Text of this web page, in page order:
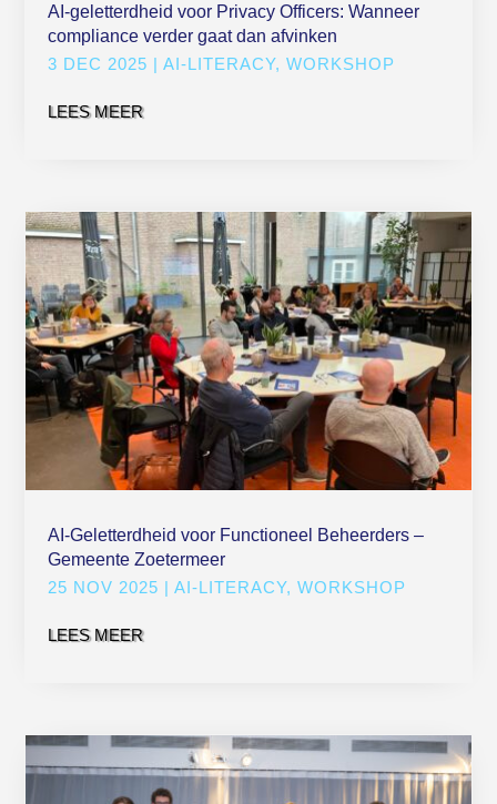
AI-geletterdheid voor Privacy Officers: Wanneer
compliance verder gaat dan afvinken
3 DEC 2025 |AI-LITERACY,WORKSHOP
LEES MEER
AI-Geletterdheid voor Functioneel Beheerders –
Gemeente Zoetermeer
25 NOV 2025 |AI-LITERACY,WORKSHOP
LEES MEER